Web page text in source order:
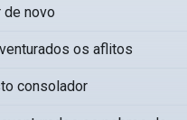
de novo
os aflitos
consolador